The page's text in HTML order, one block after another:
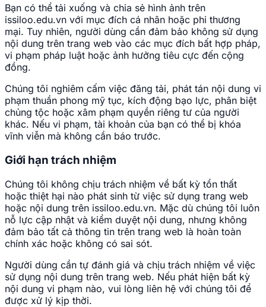
Bạn có thể tải xuống và chia sẻ hình ảnh trên
issiloo.edu.vn với mục đích cá nhân hoặc phi thương
mại. Tuy nhiên, người dùng cần đảm bảo không sử dụng
nội dung trên trang web vào các mục đích bất hợp pháp,
vi phạm pháp luật hoặc ảnh hưởng tiêu cực đến cộng
đồng.
Chúng tôi nghiêm cấm việc đăng tải, phát tán nội dung vi
phạm thuần phong mỹ tục, kích động bạo lực, phân biệt
chủng tộc hoặc xâm phạm quyền riêng tư của người
khác. Nếu vi phạm, tài khoản của bạn có thể bị khóa
vĩnh viễn mà không cần báo trước.
Giới hạn trách nhiệm
Chúng tôi không chịu trách nhiệm về bất kỳ tổn thất
hoặc thiệt hại nào phát sinh từ việc sử dụng trang web
hoặc nội dung trên issiloo.edu.vn. Mặc dù chúng tôi luôn
nỗ lực cập nhật và kiểm duyệt nội dung, nhưng không
đảm bảo tất cả thông tin trên trang web là hoàn toàn
chính xác hoặc không có sai sót.
Người dùng cần tự đánh giá và chịu trách nhiệm về việc
sử dụng nội dung trên trang web. Nếu phát hiện bất kỳ
nội dung vi phạm nào, vui lòng liên hệ với chúng tôi để
được xử lý kịp thời.